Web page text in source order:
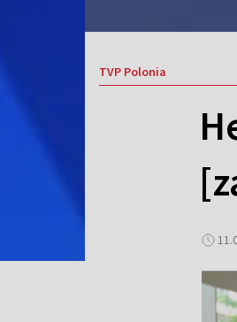
TVP Polonia